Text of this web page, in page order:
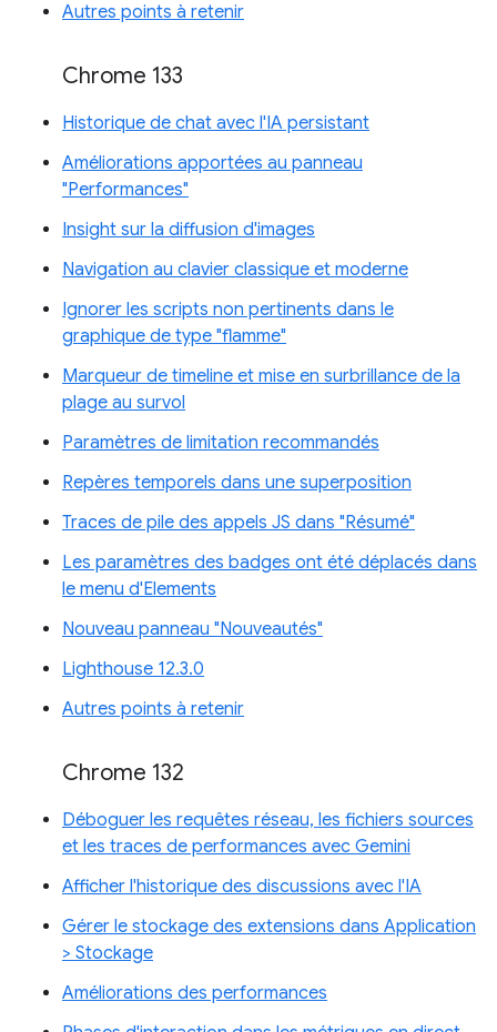
Autres points à retenir
Chrome 133
Historique de chat avec l'IA persistant
Améliorations apportées au panneau
"Performances"
Insight sur la diffusion d'images
Navigation au clavier classique et moderne
Ignorer les scripts non pertinents dans le
graphique de type "flamme"
Marqueur de timeline et mise en surbrillance de la
plage au survol
Paramètres de limitation recommandés
Repères temporels dans une superposition
Traces de pile des appels JS dans "Résumé"
Les paramètres des badges ont été déplacés dans
le menu d'Elements
Nouveau panneau "Nouveautés"
Lighthouse 12.3.0
Autres points à retenir
Chrome 132
Déboguer les requêtes réseau, les fichiers sources
et les traces de performances avec Gemini
Afficher l'historique des discussions avec l'IA
Gérer le stockage des extensions dans Application
> Stockage
Améliorations des performances